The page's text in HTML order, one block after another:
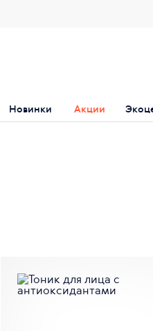
Новинки Акции